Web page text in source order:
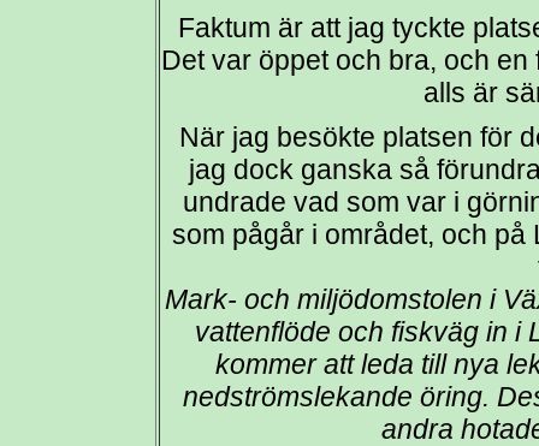
Faktum är att jag tyckte
Det var öppet och bra, och
alls är
När jag besökte platsen för
jag dock ganska så
undrade vad som var i
som pågår i området, och
Mark- och miljödomstolen i
vattenflöde och fiskväg in i
kommer att leda till nya
nedströmslekande öring.
andra